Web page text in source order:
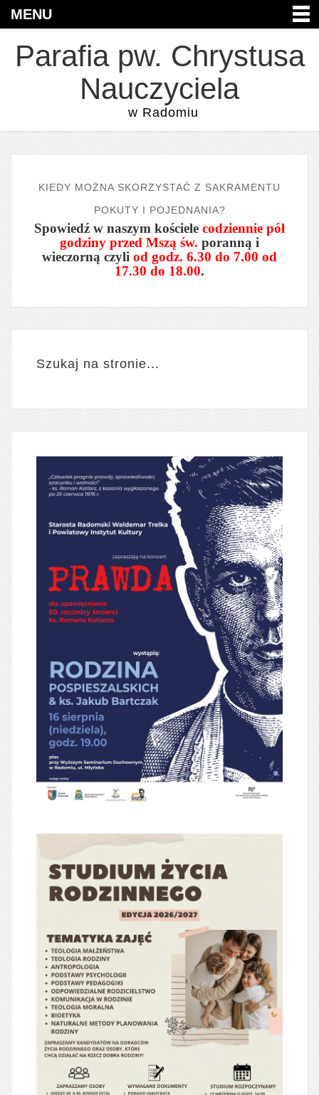
MENU
Parafia pw. Chrystusa
Nauczyciela
w Radomiu
KIEDY MOŻNA SKORZYSTAĆ Z SAKRAMENTU
POKUTY I POJEDNANIA?
Spowiedź w naszym kościele codziennie pół
godziny przed Mszą św. poranną i
wieczorną czyli od godz. 6.30 do 7.00 od
17.30 do 18.00.
Szukaj na stronie...